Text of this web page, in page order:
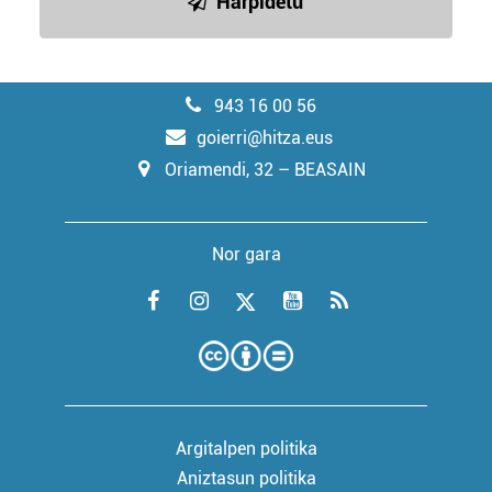
943 16 00 56
goierri@hitza.eus
Oriamendi, 32 – BEASAIN
Nor gara
Argitalpen politika
Aniztasun politika